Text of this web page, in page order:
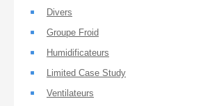
Divers
Groupe Froid
Humidificateurs
Limited Case Study
Ventilateurs